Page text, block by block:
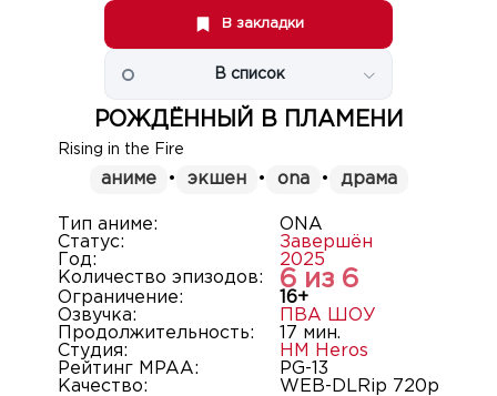
В закладки
В список
РОЖДЁННЫЙ В ПЛАМЕНИ
Rising in the Fire
аниме • экшен • ona • драма
Тип аниме:
ONA
Статус:
Завершён
Год:
2025
Количество эпизодов:
6 из 6
Ограничение:
16+
Озвучка:
ПВА ШОУ
Продолжительность:
17 мин.
Студия:
HM Heros
Рейтинг MPAA:
PG-13
Качество:
WEB-DLRip 720p